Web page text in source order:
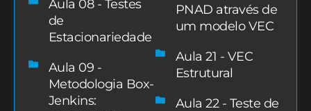
Aula 08 - Testes
de
Estacionariedade
Aula 09 -
Metodologia Box-
Jenkins:
PNAD através de
um modelo VEC
Aula 21 - VEC
Estrutural
Aula 22 - Teste de